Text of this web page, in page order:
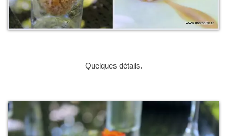
Quelques détails.